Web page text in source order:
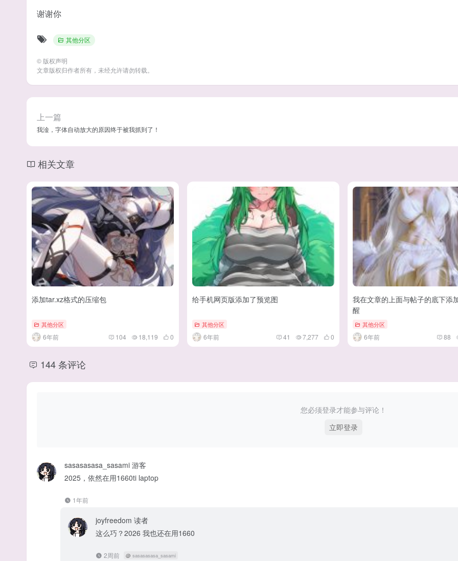
谢谢你
其他分区
© 版权声明
文章版权归作者所有，未经允许请勿转载。
上一篇
我淦，字体自动放大的原因终于被我抓到了！
相关文章
添加tar.xz格式的压缩包
其他分区
6年前 104 18,119 0
给手机网页版添加了预览图
其他分区
6年前 41 7,277 0
我在文章的上面与帖子的底下添
醒
其他分区
6年前 88
144 条评论
您必须登录才能参与评论！
立即登录
sasasasasa_sasami 游客
2025，依然在用1660ti laptop
1年前
joyfreedom 读者
这么巧？2026 我也还在用1660
2周前 @ sasasasasa_sasami